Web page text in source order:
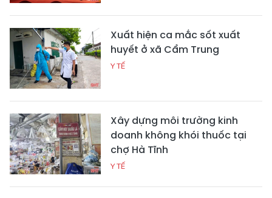
Xuất hiện ca mắc sốt xuất
huyết ở xã Cẩm Trung
Y TẾ
Xây dựng môi trường kinh
doanh không khói thuốc tại
chợ Hà Tĩnh
Y TẾ